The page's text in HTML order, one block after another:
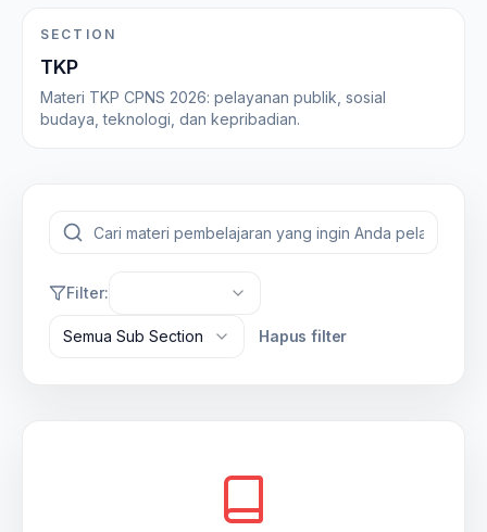
SECTION
TKP
Materi TKP CPNS 2026: pelayanan publik, sosial
budaya, teknologi, dan kepribadian.
Filter:
Semua Sub Section Hapus filter